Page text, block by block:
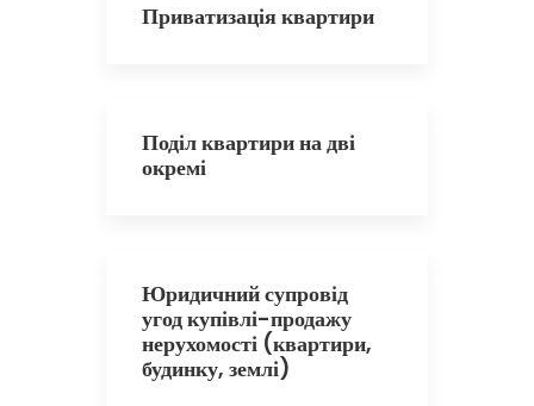
Приватизація квартири
Поділ квартири на дві
окремі
Юридичний супровід
угод купівлі-продажу
нерухомості (квартири,
будинку, землі)